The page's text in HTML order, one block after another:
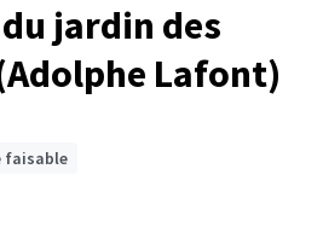
jardin des
Lafont)
faisable